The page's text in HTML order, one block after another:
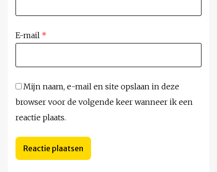
E-mail *
Mijn naam, e-mail en site opslaan in deze
browser voor de volgende keer wanneer ik een
reactie plaats.